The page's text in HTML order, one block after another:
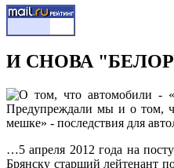
И СНОВА
О том, что автомобили -
Предупреждали мы и о том,
мешке» - последствия для
…5 апреля 2012 года на
Брянску старший лейтенант